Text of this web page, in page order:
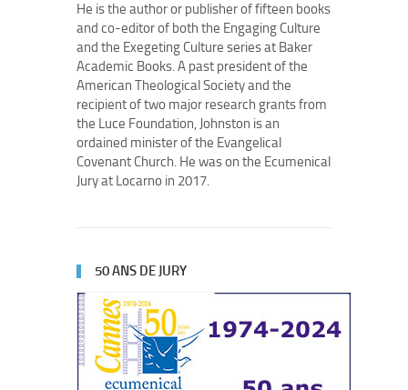
He is the author or publisher of fifteen books
and co-editor of both the Engaging Culture
and the Exegeting Culture series at Baker
Academic Books. A past president of the
American Theological Society and the
recipient of two major research grants from
the Luce Foundation, Johnston is an
ordained minister of the Evangelical
Covenant Church. He was on the Ecumenical
Jury at Locarno in 2017.
50 ANS DE JURY